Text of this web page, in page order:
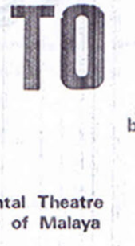
Cari laman
Gelintar
×